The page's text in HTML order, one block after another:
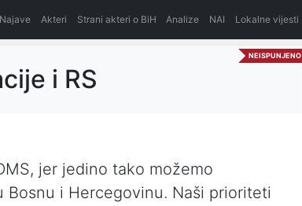
Najave Akteri Strani akteri o BiH Analize NAI Lokalne vijesti
NEISPUNJENO
i RS
jer jedino tako možemo
i Hercegovinu. Naši prioriteti